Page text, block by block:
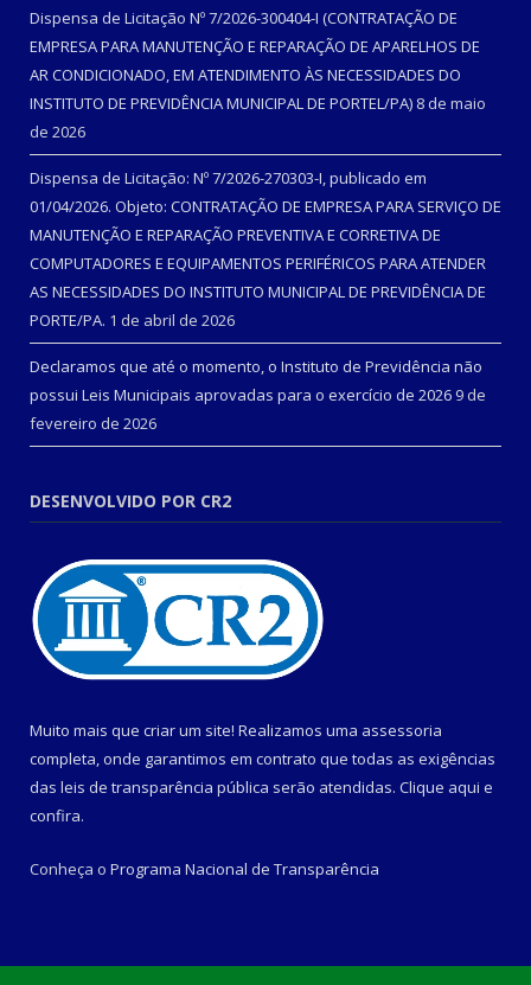
Dispensa de Licitação Nº 7/2026-300404-I (CONTRATAÇÃO DE
EMPRESA PARA MANUTENÇÃO E REPARAÇÃO DE APARELHOS DE
AR CONDICIONADO, EM ATENDIMENTO ÀS NECESSIDADES DO
INSTITUTO DE PREVIDÊNCIA MUNICIPAL DE PORTEL/PA) 8 de maio
de 2026
Dispensa de Licitação: Nº 7/2026-270303-I, publicado em
01/04/2026. Objeto: CONTRATAÇÃO DE EMPRESA PARA SERVIÇO DE
MANUTENÇÃO E REPARAÇÃO PREVENTIVA E CORRETIVA DE
COMPUTADORES E EQUIPAMENTOS PERIFÉRICOS PARA ATENDER
AS NECESSIDADES DO INSTITUTO MUNICIPAL DE PREVIDÊNCIA DE
PORTE/PA. 1 de abril de 2026
Declaramos que até o momento, o Instituto de Previdência não
possui Leis Municipais aprovadas para o exercício de 2026 9 de
fevereiro de 2026
DESENVOLVIDO POR CR2
Muito mais que criar um site! Realizamos uma assessoria
completa, onde garantimos em contrato que todas as exigências
das leis de transparência pública serão atendidas. Clique aqui e
confira.
Conheça o Programa Nacional de Transparência